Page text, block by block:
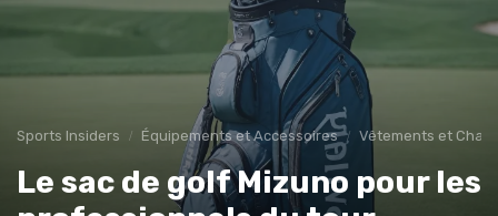
Sports Insiders Équipements et Accessoires Vêtements et
Le sac de golf Mizuno pour les
Bons plans matériel Alertes pièces
Avant-premières Normes & sécurité